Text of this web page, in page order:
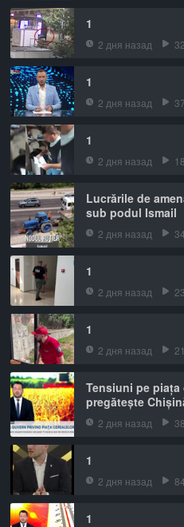
1
2 дня назад
1
2 дня назад
1
2 дня назад
Lucrările de
sub podul Ismail
2 дня назад
1
2 дня назад
1
2 дня назад
Tensiuni pe piața
pregătește
2 дня назад
1
2 дня назад
1